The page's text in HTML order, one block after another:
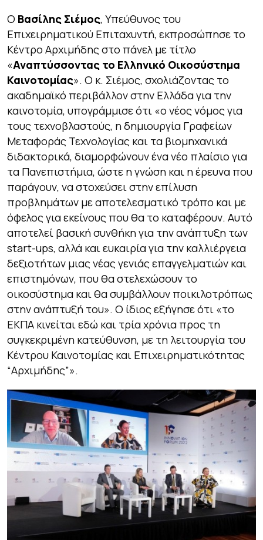
Ο Βασίλης Σιέμος, Υπεύθυνος του
Επιχειρηματικού Επιταχυντή, εκπροσώπησε το
Κέντρο Αρχιμήδης στο πάνελ με τίτλο
«Αναπτύσσοντας το Ελληνικό Οικοσύστημα
Καινοτομίας». Ο κ. Σιέμος, σχολιάζοντας το
ακαδημαϊκό περιβάλλον στην Ελλάδα για την
καινοτομία, υπογράμμισε ότι «ο νέος νόμος για
τους τεχνοβλαστούς, η δημιουργία Γραφείων
Μεταφοράς Τεχνολογίας και τα βιομηχανικά
διδακτορικά, διαμορφώνουν ένα νέο πλαίσιο για
τα Πανεπιστήμια, ώστε η γνώση και η έρευνα που
παράγουν, να στοχεύσει στην επίλυση
προβλημάτων με αποτελεσματικό τρόπο και με
όφελος για εκείνους που θα το καταφέρουν. Αυτό
αποτελεί βασική συνθήκη για την ανάπτυξη των
start-ups, αλλά και ευκαιρία για την καλλιέργεια
δεξιοτήτων μιας νέας γενιάς επαγγελματιών και
επιστημόνων, που θα στελεχώσουν το
οικοσύστημα και θα συμβάλλουν ποικιλοτρόπως
στην ανάπτυξή του». Ο ίδιος εξήγησε ότι «το
ΕΚΠΑ κινείται εδώ και τρία χρόνια προς τη
συγκεκριμένη κατεύθυνση, με τη λειτουργία του
Κέντρου Καινοτομίας και Επιχειρηματικότητας
“Αρχιμήδης”».